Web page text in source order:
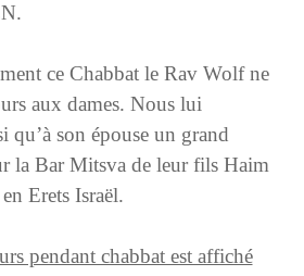
ce Chabbat le Rav Wolf ne
aux dames. Nous lui
qu’à son épouse un grand
la Bar Mitsva de leur fils Haim
Erets Israël.
pendant chabbat est affiché